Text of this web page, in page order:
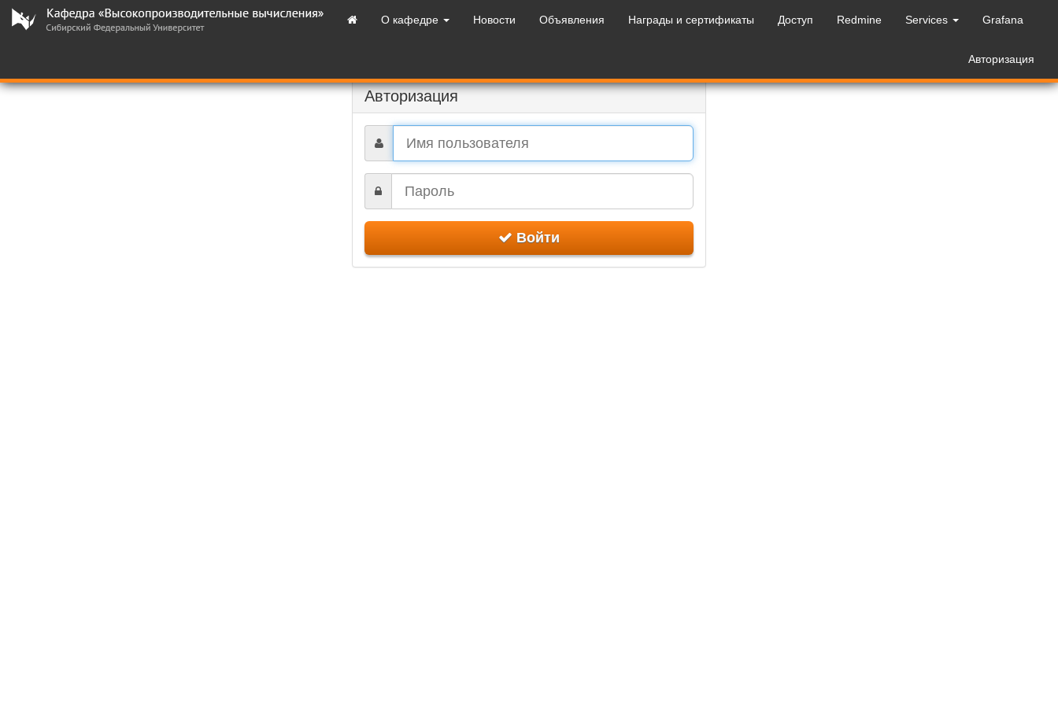
О кафедре Новости Объявления Награды и сертификаты Доступ Redmine Services Grafana
Авторизация
Авторизация
Войти